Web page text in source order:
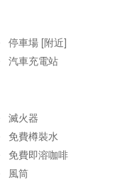
停車場 [附近]
汽車充電站
滅火器
免費樽裝水
免費即溶咖啡
風筒